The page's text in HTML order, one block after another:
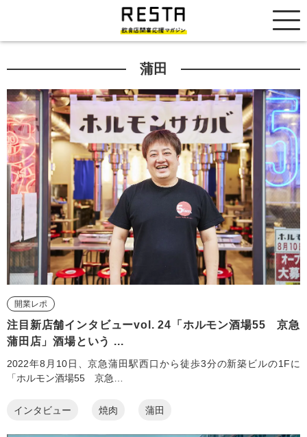
居抜き売却市場
蒲田
開業レポ
注目新店舗インタビューvol. 24「ホルモン酒場55 京急
蒲田店」酒場という ...
2022年8月10日、京急蒲田駅西口から徒歩3分の新築ビルの1Fに
「ホルモン酒場55 京急…
インタビュー 焼肉 蒲田